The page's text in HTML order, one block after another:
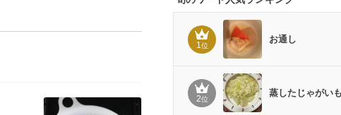
1位
お通し
2位
蒸したじゃがいも